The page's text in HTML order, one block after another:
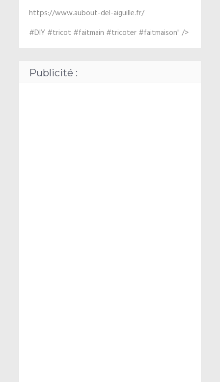
https://www.aubout-del-aiguille.fr/
#DIY #tricot #faitmain #tricoter #faitmaison" />
Publicité :